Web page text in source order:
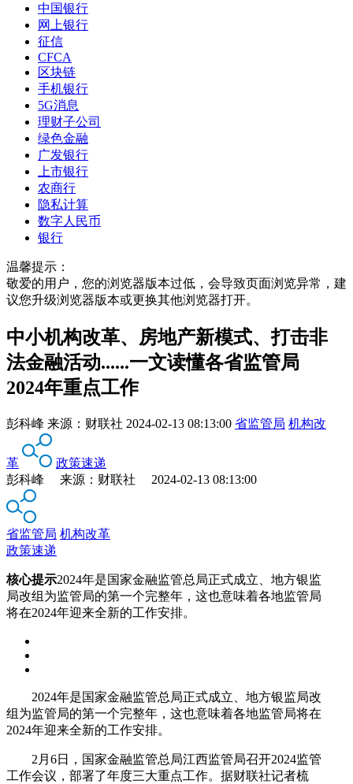
中国银行
网上银行
征信
CFCA
区块链
手机银行
5G消息
理财子公司
绿色金融
广发银行
上市银行
农商行
隐私计算
数字人民币
银行
温馨提示：
敬爱的用户，您的浏览器版本过低，会导致页面浏览异常，建
议您升级浏览器版本或更换其他浏览器打开。
中小机构改革、房地产新模式、打击非
法金融活动......一文读懂各省监管局
2024年重点工作
彭科峰 来源： 财联社 2024-02-13 08:13:00 省监管局 机构改
革
政策速递
彭科峰 来源：财联社 2024-02-13 08:13:00
省监管局 机构改革
政策速递
核心提示2024年是国家金融监管总局正式成立、地方银监
局改组为监管局的第一个完整年，这也意味着各地监管局
将在2024年迎来全新的工作安排。
2024年是国家金融监管总局正式成立、地方银监局改
组为监管局的第一个完整年，这也意味着各地监管局将在
2024年迎来全新的工作安排。
2月6日，国家金融监管总局江西监管局召开2024监管
工作会议，部署了年度三大重点工作。据财联社记者梳